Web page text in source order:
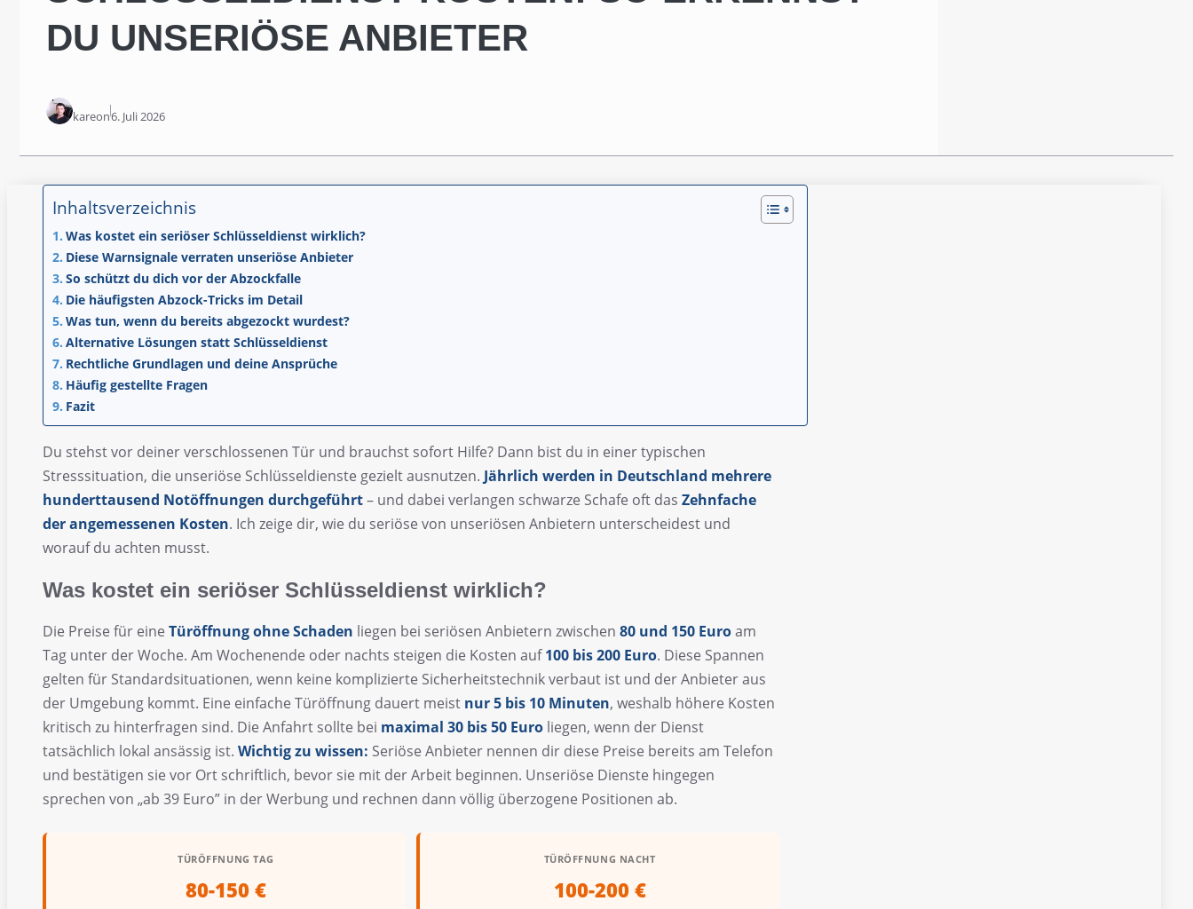
DU UNSERIÖSE ANBIETER
kareon6. Juli 2026
Inhaltsverzeichnis
Was kostet ein seriöser Schlüsseldienst wirklich?
Diese Warnsignale verraten unseriöse Anbieter
So schützt du dich vor der Abzockfalle
Die häufigsten Abzock-Tricks im Detail
Was tun, wenn du bereits abgezockt wurdest?
Alternative Lösungen statt Schlüsseldienst
Rechtliche Grundlagen und deine Ansprüche
Häufig gestellte Fragen
Fazit
Du stehst vor deiner verschlossenen Tür und brauchst sofort Hilfe? Dann bist du in einer typischen
Stresssituation, die unseriöse Schlüsseldienste gezielt ausnutzen. Jährlich werden in Deutschland mehrere
hunderttausend Notöffnungen durchgeführt– und dabei verlangen schwarze Schafe oft das Zehnfache
der angemessenen Kosten. Ich zeige dir, wie du seriöse von unseriösen Anbietern unterscheidest und
worauf du achten musst.
Was kostet ein seriöser Schlüsseldienst wirklich?
Die Preise für eine Türöffnung ohne Schaden liegen bei seriösen Anbietern zwischen 80 und 150 Euroam
Tag unter der Woche. Am Wochenende oder nachts steigen die Kosten auf100 bis 200 Euro. Diese Spannen
gelten für Standardsituationen, wenn keine komplizierte Sicherheitstechnik verbaut ist und der Anbieter aus
der Umgebung kommt. Eine einfache Türöffnung dauert meist nur 5 bis 10 Minuten, weshalb höhere Kosten
kritisch zu hinterfragen sind. Die Anfahrt sollte bei maximal 30 bis 50 Euro liegen, wenn der Dienst
tatsächlich lokal ansässig ist. Wichtig zu wissen: Seriöse Anbieter nennen dir diese Preise bereits am Telefon
und bestätigen sie vor Ort schriftlich, bevor sie mit der Arbeit beginnen. Unseriöse Dienste hingegen
sprechen von „ab 39 Euro” in der Werbung und rechnen dann völlig überzogene Positionen ab.
TÜRÖFFNUNG TAG
80-150 €
TÜRÖFFNUNG NACHT
100-200 €